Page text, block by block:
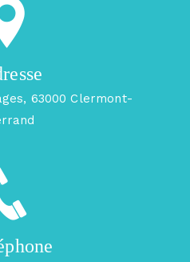
63000 Clermont-